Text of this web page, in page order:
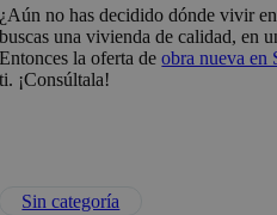
¿Aún no has decidido dónde vivir
buscas una vivienda de calidad, en
Entonces la oferta deobra nueva en
ti. ¡Consúltala!
Sin categoría